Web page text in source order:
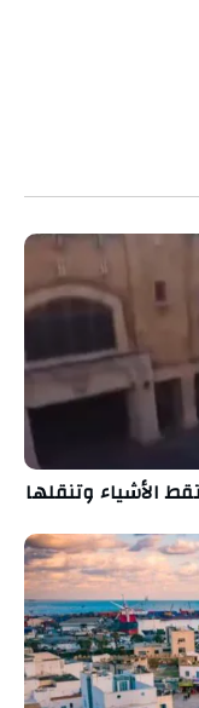
الأشياء وتنقلها